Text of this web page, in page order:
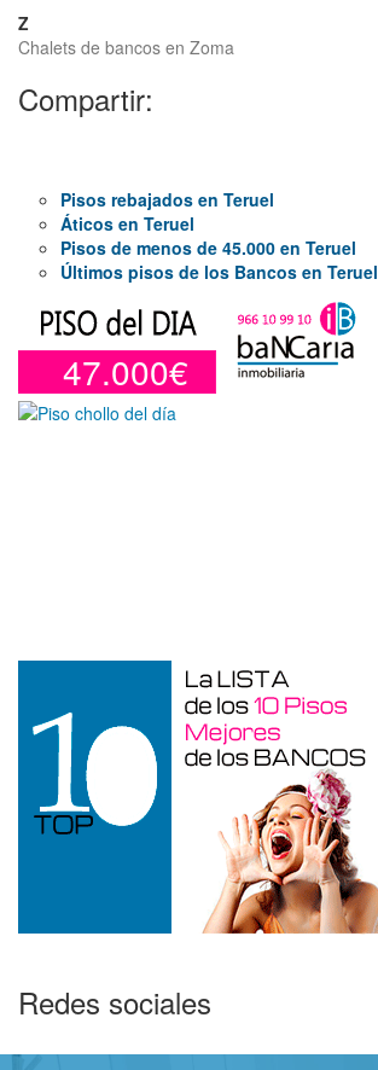
Z
Chalets de bancos en Zoma
Compartir:
Pisos rebajados en Teruel
Áticos en Teruel
Pisos de menos de 45.000 en Teruel
Últimos pisos de los Bancos en Teruel
47.000€
Redes sociales